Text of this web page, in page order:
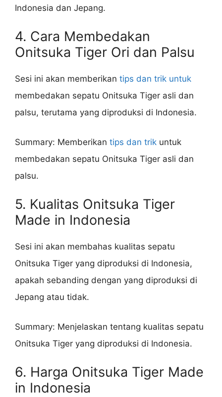
Indonesia dan Jepang.
4. Cara Membedakan
Onitsuka Tiger Ori dan Palsu
Sesi ini akan memberikan tips dan trik untuk
membedakan sepatu Onitsuka Tiger asli dan
palsu, terutama yang diproduksi di Indonesia.
Summary: Memberikan tips dan trik untuk
membedakan sepatu Onitsuka Tiger asli dan
palsu.
5. Kualitas Onitsuka Tiger
Made in Indonesia
Sesi ini akan membahas kualitas sepatu
Onitsuka Tiger yang diproduksi di Indonesia,
apakah sebanding dengan yang diproduksi di
Jepang atau tidak.
Summary: Menjelaskan tentang kualitas sepatu
Onitsuka Tiger yang diproduksi di Indonesia.
6. Harga Onitsuka Tiger Made
in Indonesia